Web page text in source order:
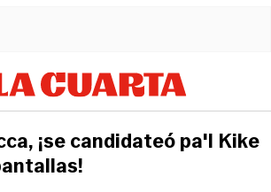
¡se candidateó pa'l Kike